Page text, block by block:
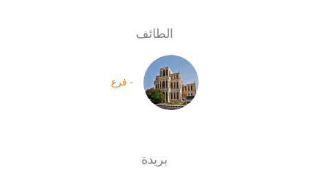
الطائف
- فرع
بريدة